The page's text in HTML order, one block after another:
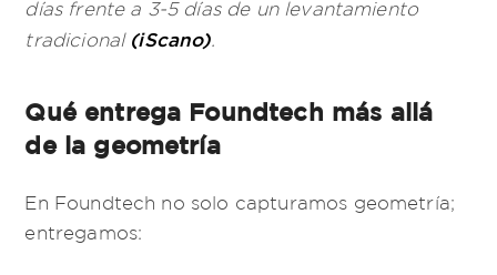
días frente a 3-5 días de un levantamiento
tradicional (iScano).
Qué entrega Foundtech más allá
de la geometría
En Foundtech no solo capturamos geometría;
entregamos: